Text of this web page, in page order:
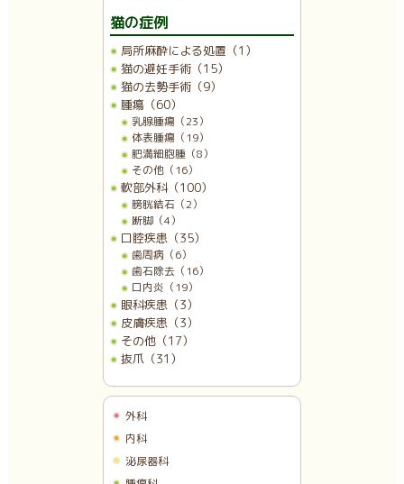
猫の症例
局所麻酔による処置（1）
猫の避妊手術（15）
猫の去勢手術（9）
腫瘍（60）
乳腺腫瘍（23）
体表腫瘍（19）
肥満細胞腫（8）
その他（16）
軟部外科（100）
膀胱結石（2）
断脚（4）
口腔疾患（35）
歯周病（6）
歯石除去（16）
口内炎（19）
眼科疾患（3）
皮膚疾患（3）
その他（17）
抜爪（31）
外科
内科
泌尿器科